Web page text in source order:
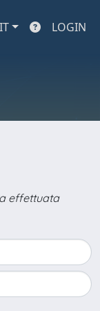
IT LOGIN
effettuata